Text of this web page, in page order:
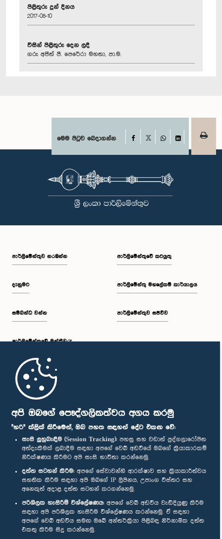
අපි ඔබගේ පෞද්ගලිකත්වය අගය කරමු
"හරි" ක්ලික් කිරීමෙන්, ඔබ පහත සඳහන් දේට එකඟ වේ:
සැසි ලුහුබැඳීම (Session Tracking): පහසු සහ වඩාත් පුද්ගලාරෝපිත
අත්දැකීමක් ලබාදීම සඳහා අපගේ වෙබ් අඩවියේ ඔබගේ ක්‍රියාකාරකම්
නිරීක්ෂණය කිරීමට අපි සැසි භාවිතා කරන්නෙමු.
දත්ත සටහන් කිරීම: අපගේ සේවාවන්හි ආරක්ෂාව සහ ක්‍රියාකාරීත්වය
සහතික කිරීම සඳහා අපි ඔබගේ IP ලිපිනය, උපාංග විස්තර සහ
අනෙකුත් අදාළ දත්ත සටහන් කරගන්නෙමු.
පරිශීලක හැසිරීම් විශ්ලේෂණය: අපගේ වෙබ් අඩවිය වැඩිදියුණු කිරීම
සඳහා අපි පරිශීලක හැසිරීම විශ්ලේෂණය කරන්නෙමු. ඒ සඳහා
අපගේ වෙබ් අඩවිය සමඟ ඔබේ අන්තර්ක්‍රියා පිළිබඳ නිර්නාමික දත්ත
එකතු කිරීම සිදු කරන්නෙමු.
පිළිතුරු දුන් දිනය
2017-08-10
විසින් පිළිතුරු දෙන ලදී
ගරු අජිත් පී. පෙරේරා මහතා, පා.ම.
මෙම පිටුව බෙදාගන්න Facebook
WhatsAppLinkedIn
පාර්ලි‌මේන්තුව නරඹන්න
දැනුමට
සම්බන්ධ වන්න
පාර්ලි‌මේන්තුවේ මන්ත්‍රීවරු
මුල් පිටුව
පාර්ලිමේන්තුවේ කටයුතු
පාර්ලිමේන්තු මහලේකම් කාර්යාලය
පාර්ලිමේන්තුව සජීවීව
පාර්ලිමේන්තු ජංගම යෙදුම
අප හා සම්බන්ධ වී සිටින්න :
සම්මාන
පෞද්ගලිකත්ව ප්‍රතිපත්තිය